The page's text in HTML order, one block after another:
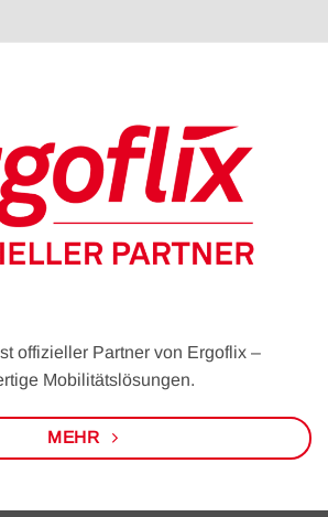
offizieller Partner von Ergoflix –
Mobilitätslösungen.
MEHR